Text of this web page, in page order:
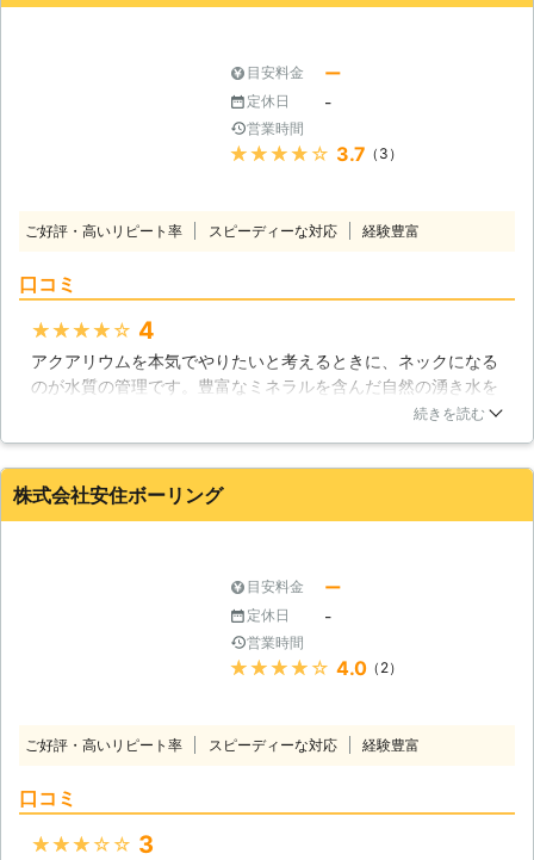
加盟店スタッフがお伺い。 確実・丁
望やご要望に沿って井戸掘り工事を行
合、工事料金はいただきません。 ご
利用いただいたお客様からも井戸掘り
110番に満足のお声を多数頂戴してお
ください。
目安料金 ー
定休日 -
営業時間
★★★★★ 3.7 （3）
ご好評・高いリピート率 スピーディーな対応 経験豊富
口コミ
★★★★★ 4
アクアリウムを本気でやりたいと考えるときに、ネックになる
のが水質の管理です。豊富なミネラルを含んだ自然の湧き水を
利用することができれば、非常に安定した環境を作る出すこと
画さんに相談してみると案外可能なこともあります。札幌に住
んでいる方であれば検討して見る価値があります。
続きを読む
株式会社安住ボーリング
目安料金 ー
定休日 -
営業時間
★★★★★ 4.0（2）
ご好評・高いリピート率 スピーディーな対応 経験豊富
口コミ
★★★★★ 3